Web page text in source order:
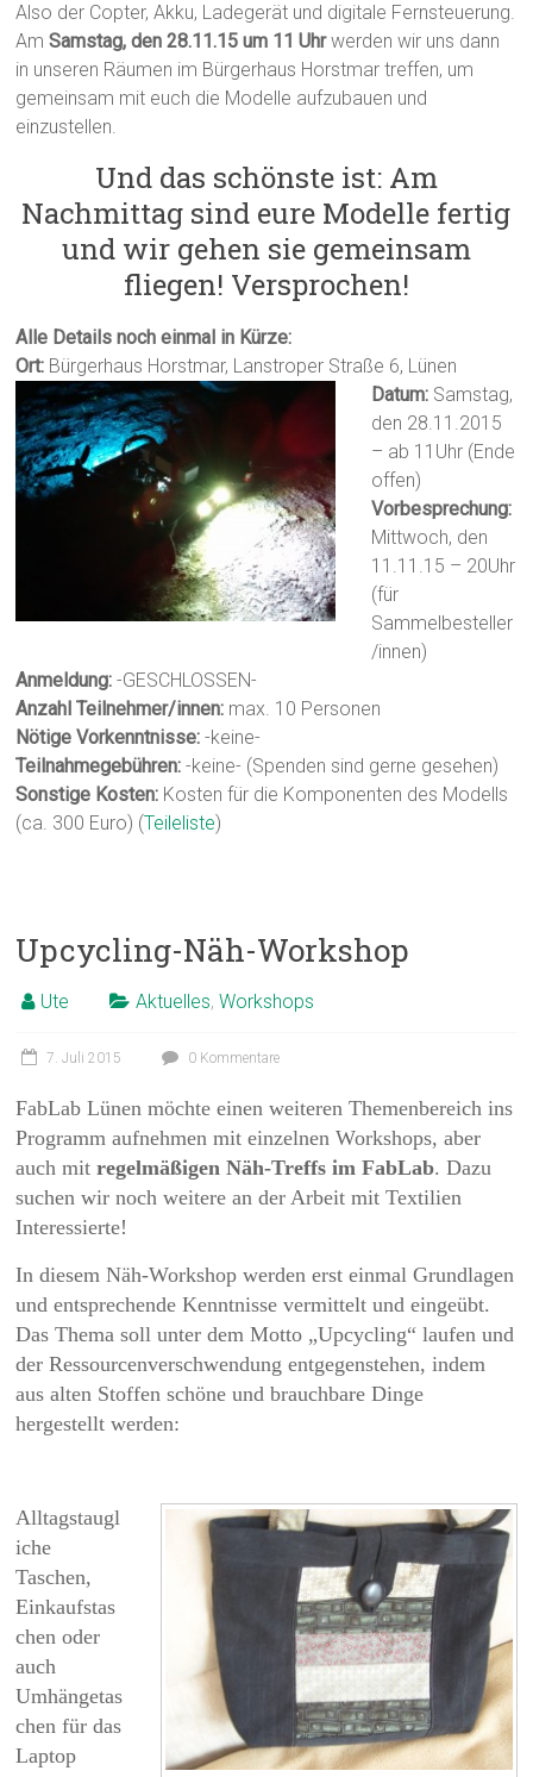
Also der Copter, Akku, Ladegerät und digitale Fernsteuerung.
AmSamstag, den 28.11.15 um 11 Uhrwerden wir uns dann
in unseren Räumen im Bürgerhaus Horstmar treffen, um
gemeinsam mit euch die Modelle aufzubauen und
einzustellen.
Und das schönste ist: Am
Nachmittag sind eure Modelle fertig
und wir gehen sie gemeinsam
fliegen! Versprochen!
Alle Details noch einmal in Kürze:
Ort: Bürgerhaus Horstmar, Lanstroper Straße 6, Lünen
Datum: Samstag,
den 28.11.2015
– ab 11Uhr (Ende
offen)
Vorbesprechung:
Mittwoch, den
11.11.15 – 20Uhr
(für
Sammelbesteller
/innen)
Anmeldung: -GESCHLOSSEN-
Anzahl Teilnehmer/innen: max. 10 Personen
Nötige Vorkenntnisse:-keine-
Teilnahmegebühren: -keine- (Spenden sind gerne gesehen)
Sonstige Kosten: Kosten für die Komponenten des Modells
(ca. 300 Euro) (Teileliste)
Upcycling-Näh-Workshop
Ute Aktuelles,Workshops
7. Juli 2015 0 Kommentare
FabLab Lünen möchte einen weiteren Themenbereich ins
Programm aufnehmen mit einzelnen Workshops, aber
auch mit regelmäßigen Näh-Treffs im FabLab. Dazu
suchen wir noch weitere an der Arbeit mit Textilien
Interessier­te!
In diesem Näh-Workshop werden erst einmal Grundlagen
und entsprechende Kennt­nisse vermittelt und eingeübt.
Das Thema soll unter dem Motto „Upcy­cling“ laufen und
der Ressourcenverschwen­dung entgegenstehen, indem
aus alten Stoffen schöne und brauchbare Dinge
hergestellt werden:
Alltagstaugl
iche
Taschen,
Einkaufstas
chen oder
auch
Umhängetas
chen für das
Laptop